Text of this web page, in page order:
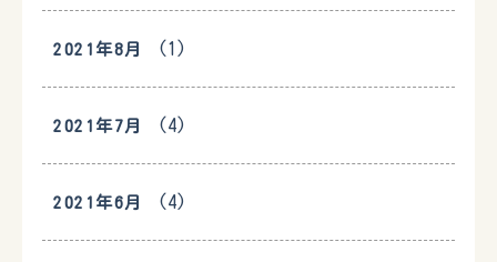
2021年8月 (1)
2021年7月 (4)
2021年6月 (4)